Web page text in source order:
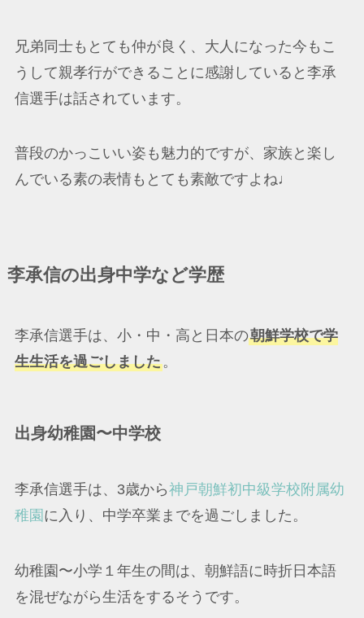
兄弟同士もとても仲が良く、大人になった今もこ
うして親孝行ができることに感謝していると李承
信選手は話されています。
普段のかっこいい姿も魅力的ですが、家族と楽し
んでいる素の表情もとても素敵ですよね♩
李承信の出身中学など学歴
李承信選手は、小・中・高と日本の朝鮮学校で学
生生活を過ごしました。
出身幼稚園〜中学校
李承信選手は、3歳から神戸朝鮮初中級学校附属幼
稚園 に入り、中学卒業までを過ごしました。
幼稚園〜小学１年生の間は、朝鮮語に時折日本語
を混ぜながら生活をするそうです。